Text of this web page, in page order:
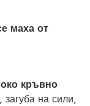
маха от
кръвно
на сили,